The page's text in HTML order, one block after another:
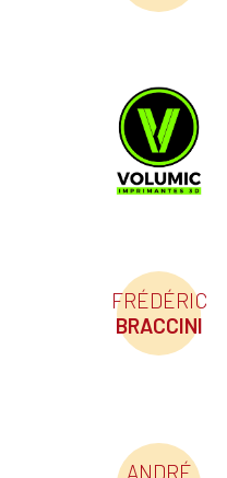
FRÉDÉRIC
BRACCINI
ANDRÉ